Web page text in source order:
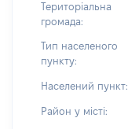
Територіальна
громада:
Тип населеного
пункту:
Населений пункт:
Район у місті: